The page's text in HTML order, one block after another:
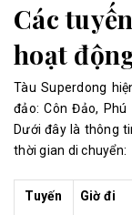
Các
hoạt
Tàu Superdong
đảo: Côn Đảo, Phú
Dưới đây là thông
thời gian di chuyển:
Tuyến Giờ đi